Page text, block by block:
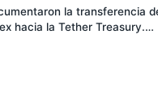
la transferencia
hacia la Tether Treasury.…